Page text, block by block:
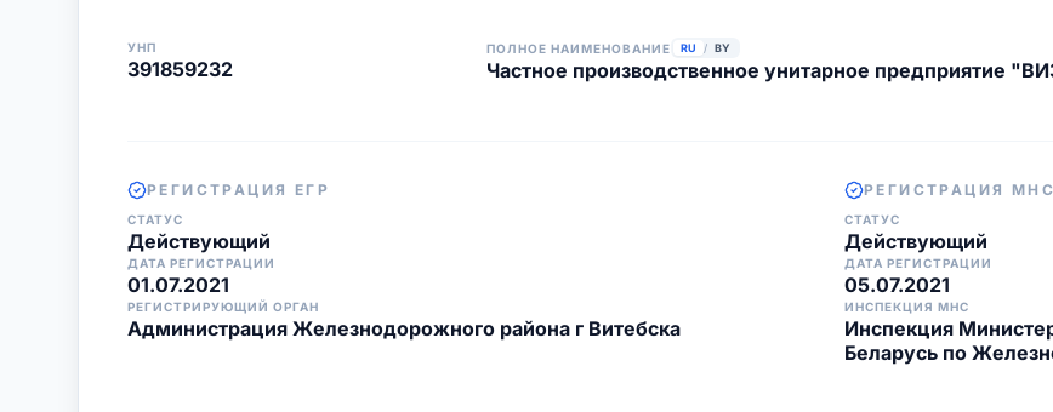
УНП
391859232
ПОЛНОЕ НАИМЕНОВАНИЕ RU / BY
Частное производственное унитарное предприятие
РЕГИСТРАЦИЯ ЕГР
СТАТУС
Действующий
ДАТА РЕГИСТРАЦИИ
01.07.2021
РЕГИСТРИРУЮЩИЙ ОРГАН
Администрация Железнодорожного района г Витебска
РЕГИСТРАЦИЯ МНС
СТАТУС
Действующий
ДАТА РЕГИСТРАЦИИ
05.07.2021
ИНСПЕКЦИЯ МНС
Инспекция
Беларусь по